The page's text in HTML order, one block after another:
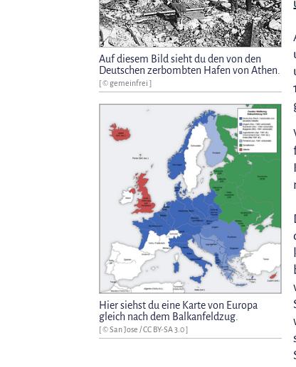
Auf diesem Bild sieht du den von den
Deutschen zerbombten Hafen von Athen.
[ © gemeinfrei ]
Hier siehst du eine Karte von Europa
gleich nach dem Balkanfeldzug.
[ © San Jose /CC BY-SA 3.0]